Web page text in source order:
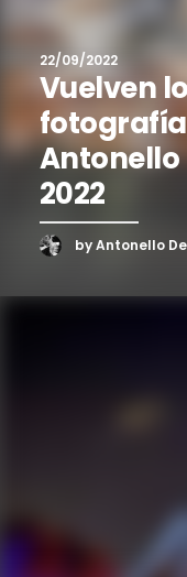
22/09/2022
Vuelven
fotografía
Antonello
2022
by Antonello